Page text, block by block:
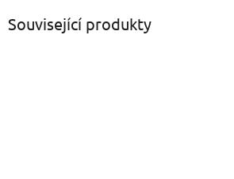
Související produkty